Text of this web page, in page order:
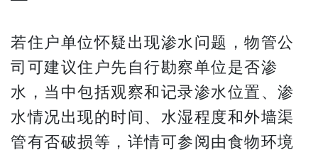
若住户单位怀疑出现渗水问题，物管公
司可建议住户先自行勘察单位是否渗
水，当中包括观察和记录渗水位置、渗
水情况出现的时间、水湿程度和外墙渠
管有否破损等，详情可参阅由食物环境